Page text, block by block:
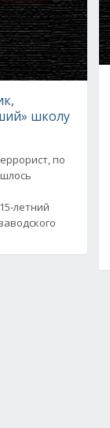
школу
по
летний